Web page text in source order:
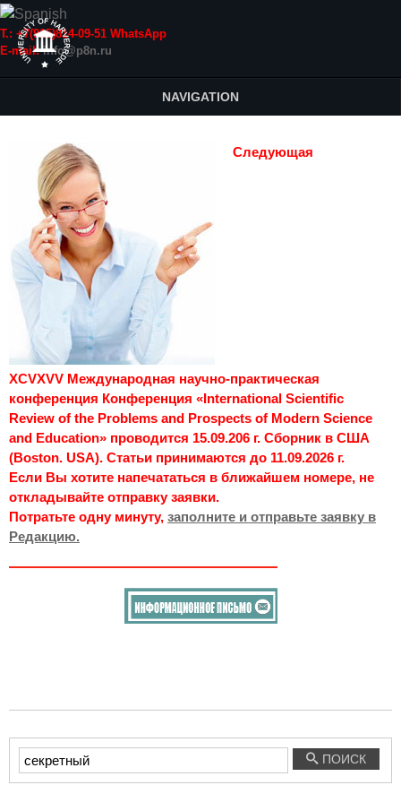
Т.: +7(915)814-09-51 WhatsApp
E-mail:info@p8n.ru
NAVIGATION
Следующая
XCVXVV Международная научно-практическая
конференция Конференция «International Scientific
Review of the Problems and Prospects of Modern Science
and Education» проводится 15.09.206 г. Сборник в США
(Boston. USA). Статьи принимаются до 11.09.2026 г.
Если Вы хотите напечататься в ближайшем номере, не
откладывайте отправку заявки.
Потратьте одну минуту, заполните и отправьте заявку в
Редакцию.
Введите
текст
ПОИСК